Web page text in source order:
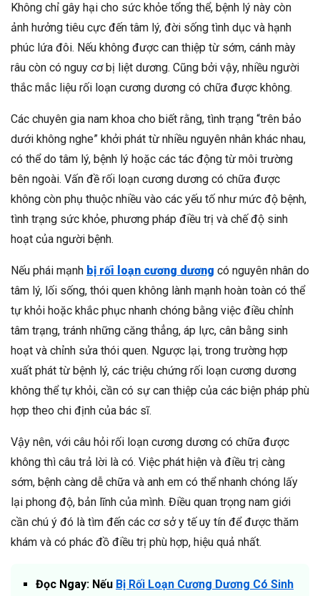
Không chỉ gây hại cho sức khỏe tổng thể, bệnh lý này còn
ảnh hưởng tiêu cực đến tâm lý, đời sống tình dục và hạnh
phúc lứa đôi. Nếu không được can thiệp từ sớm, cánh mày
râu còn có nguy cơ bị liệt dương. Cũng bởi vậy, nhiều người
thắc mắc liệu rối loạn cương dương có chữa được không.
Các chuyên gia nam khoa cho biết rằng, tình trạng “trên bảo
dưới không nghe” khởi phát từ nhiều nguyên nhân khác nhau,
có thể do tâm lý, bệnh lý hoặc các tác động từ môi trường
bên ngoài. Vấn đề rối loạn cương dương có chữa được
không còn phụ thuộc nhiều vào các yếu tố như mức độ bệnh,
tình trạng sức khỏe, phương pháp điều trị và chế độ sinh
hoạt của người bệnh.
Nếu phái mạnh bị rối loạn cương dương có nguyên nhân do
tâm lý, lối sống, thói quen không lành mạnh hoàn toàn có thể
tự khỏi hoặc khắc phục nhanh chóng bằng việc điều chỉnh
tâm trạng, tránh những căng thẳng, áp lực, cân bằng sinh
hoạt và chỉnh sửa thói quen. Ngược lại, trong trường hợp
xuất phát từ bệnh lý, các triệu chứng rối loạn cương dương
không thể tự khỏi, cần có sự can thiệp của các biện pháp phù
hợp theo chi định của bác sĩ.
Vậy nên, với câu hỏi rối loạn cương dương có chữa được
không thì câu trả lời là có. Việc phát hiện và điều trị càng
sớm, bệnh càng dễ chữa và anh em có thể nhanh chóng lấy
lại phong độ, bản lĩnh của mình. Điều quan trọng nam giới
cần chú ý đó là tìm đến các cơ sở y tế uy tín để được thăm
khám và có phác đồ điều trị phù hợp, hiệu quả nhất.
Đọc Ngay: Nếu Bị Rối Loạn Cương Dương Có Sinh